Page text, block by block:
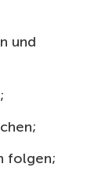
und
folgen;